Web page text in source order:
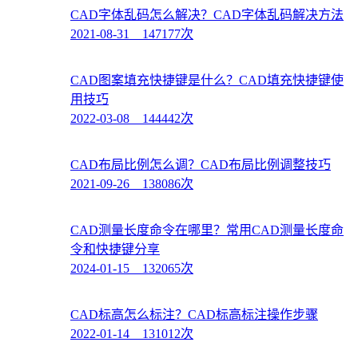
CAD字体乱码怎么解决？CAD字体乱码解决方法
2021-08-31 147177次
CAD图案填充快捷键是什么？CAD填充快捷键使
用技巧
2022-03-08 144442次
CAD布局比例怎么调？CAD布局比例调整技巧
2021-09-26 138086次
CAD测量长度命令在哪里？常用CAD测量长度命
令和快捷键分享
2024-01-15 132065次
CAD标高怎么标注？CAD标高标注操作步骤
2022-01-14 131012次